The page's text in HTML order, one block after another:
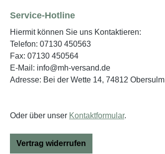
Service-Hotline
Hiermit können Sie uns Kontaktieren:
Telefon: 07130 450563
Fax: 07130 450564
E-Mail: info@mh-versand.de
Adresse: Bei der Wette 14, 74812 Obersulm
Oder über unser Kontaktformular.
Vertrag widerrufen